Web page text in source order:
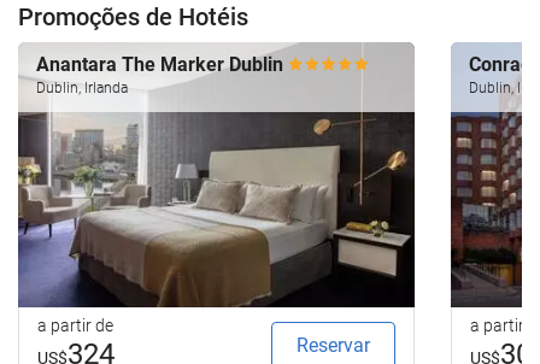
Promoções de Hotéis
Anantara The Marker Dublin
Dublin, Irlanda
a partir de
US$324 Reservar
Conrad
Dublin,
a partir
US$